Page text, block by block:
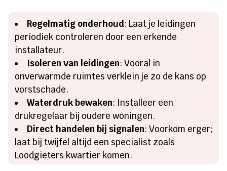
Regelmatig onderhoud: Laat je leidingen
periodiek controleren door een erkende
installateur.
Isoleren van leidingen: Vooral in
onverwarmde ruimtes verklein je zo de kans op
vorstschade.
Waterdruk bewaken: Installeer een
drukregelaar bij oudere woningen.
Direct handelen bij signalen: Voorkom erger;
laat bij twijfel altijd een specialist zoals
Loodgieters kwartier komen.